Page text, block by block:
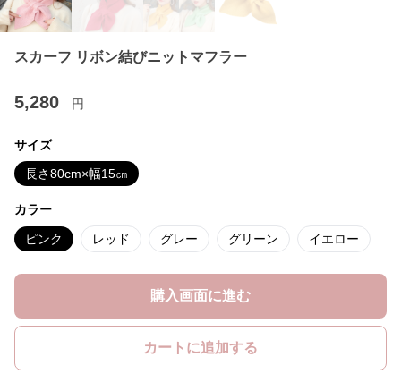
スカーフ リボン結びニットマフラー
5,280 円
サイズ
長さ80cm×幅15㎝
カラー
ピンク レッド グレー グリーン イエロー
購入画面に進む
カートに追加する